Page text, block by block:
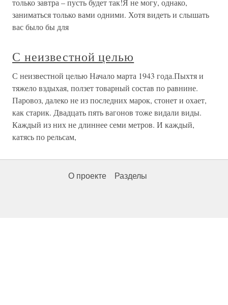
только завтра – пусть будет так!Я не могу, однако,
заниматься только вами одними. Хотя видеть и слышать
вас было бы для
С неизвестной целью
С неизвестной целью Начало марта 1943 года.Пыхтя и
тяжело вздыхая, ползет товарный состав по равнине.
Паровоз, далеко не из последних марок, стонет и охает,
как старик. Двадцать пять вагонов тоже видали виды.
Каждый из них не длиннее семи метров. И каждый,
катясь по рельсам,
О проекте Разделы